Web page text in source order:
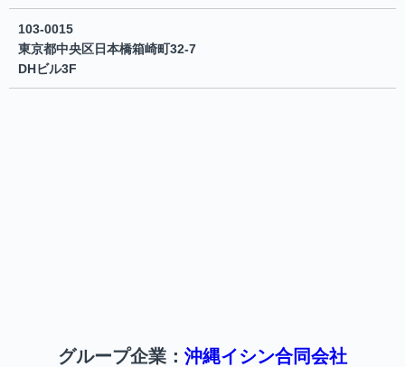
103-0015
東京都中央区日本橋箱崎町32-7
DHビル3F
グループ企業： 沖縄イシン合同会社